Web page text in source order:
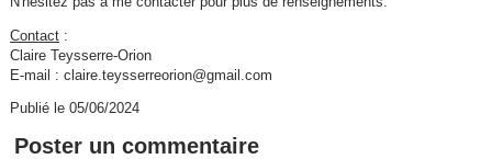
Contact:
Claire Teysserre-Orion
E-mail : claire.teysserreorion@gmail.com
Publié le 05/06/2024
Poster un commentaire